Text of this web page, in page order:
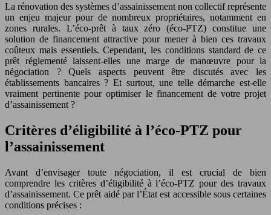
La rénovation des systèmes d’assainissement non collectif représente
un enjeu majeur pour de nombreux propriétaires, notamment en
zones rurales. L’éco-prêt à taux zéro (éco-PTZ) constitue une
solution de financement attractive pour mener à bien ces travaux
coûteux mais essentiels. Cependant, les conditions standard de ce
prêt réglementé laissent-elles une marge de manœuvre pour la
négociation ? Quels aspects peuvent être discutés avec les
établissements bancaires ? Et surtout, une telle démarche est-elle
vraiment pertinente pour optimiser le financement de votre projet
d’assainissement ?
Critères d’éligibilité à l’éco-PTZ pour
l’assainissement
Avant d’envisager toute négociation, il est crucial de bien
comprendre les critères d’éligibilité à l’éco-PTZ pour des travaux
d’assainissement. Ce prêt aidé par l’État est accessible sous certaines
conditions précises :